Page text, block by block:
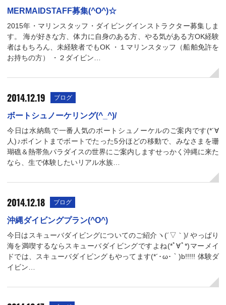
MERMAIDSTAFF募集(^O^)☆
2015年・マリンスタッフ・ダイビングインストラクター募集しま
す。 海が好きな方、体力に自身のある方、やる気がある方OK経験
者はもちろん、未経験者でもOK ・１マリンスタッフ（船舶免許を
お持ちの方） ・２ダイビン…
2014.12.19 ブログ
ボートシュノーケリング(^_^)/
今日は水納島で一番人気のボートシュノーケルのご案内です(*´∀
人)♪ポイントまでボートでたった5分ほどの移動で、みなさまを珊
瑚礁＆熱帯魚パラダイスの世界にご案内しますせっかく沖縄に来た
なら、生で体験したいリアル水族…
2014.12.18 ブログ
沖縄ダイビングプラン(^O^)
今日はスキューバダイビングについてのご紹介ヽ(´▽｀)/ やっぱり
海を満喫するならスキューバダイビングですよね(*ﾟ∀ﾟ*)マーメイ
ドでは、スキューバダイビングもやってます(*´･ω･｀)b!!!!! 体験ダ
イビン…